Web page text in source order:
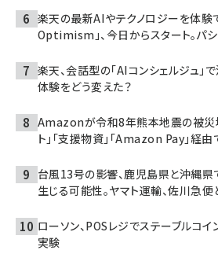
楽天の最新AIやテクノロジーを体験
Optimism」、今日からスタート。パ
楽天、会話型の「AIコンシェルジュ」
体験をどう変えた？
Amazonが令和8年熊本地震の被災
ト」「支援物資」「Amazon Pay」経
台風13号の影響、鹿児島県と沖縄
生じる可能性。ヤマト運輸、佐川急
ローソン、POSレジでステーブルコ
実験